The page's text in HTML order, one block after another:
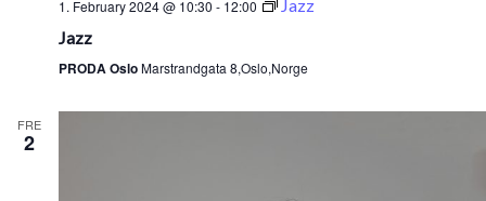
1. February 2024 @ 10:30 - 12:00
Jazz
Jazz
PRODA OsloMarstrandgata 8,Oslo,Norge
FRE
2